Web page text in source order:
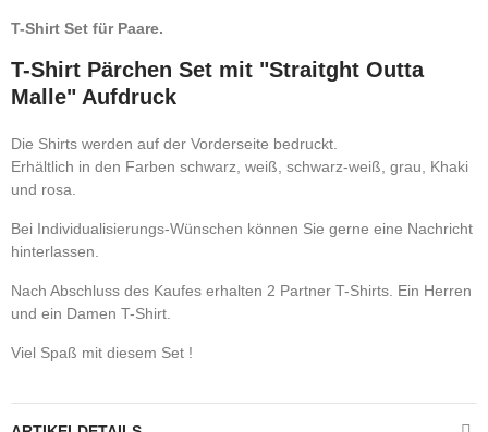
T-Shirt Set für Paare.
T-Shirt Pärchen Set mit "Straitght Outta
Malle" Aufdruck
Die Shirts werden auf der Vorderseite bedruckt.
Erhältlich in den Farben schwarz, weiß, schwarz-weiß, grau, Khaki
und rosa.
Bei Individualisierungs-Wünschen können Sie gerne eine Nachricht
hinterlassen.
Nach Abschluss des Kaufes erhalten 2 Partner T-Shirts. Ein Herren
und ein Damen T-Shirt.
Viel Spaß mit diesem Set !